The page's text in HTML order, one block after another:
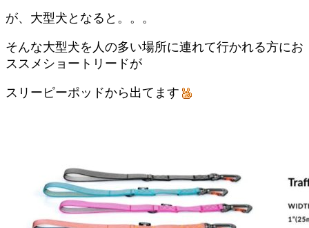
が、大型犬となると。。。
そんな大型犬を人の多い場所に連れて行かれる方にお
ススメショートリードが
スリーピーポッドから出てます